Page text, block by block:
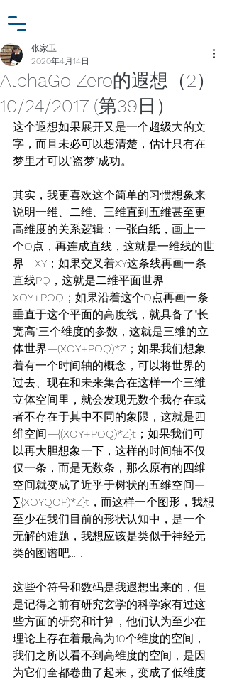
AlphaGo Zero的遐想（2）
10/24/2017 (第39日）
张家卫
2020年4月14日
这个遐想如果展开又是一个超级大的文
字，而且未必可以想清楚，估计只有在
梦里才可以"盗梦"成功。
其实，我更喜欢这个简单的习惯想象来
说明一维、二维、三维直到五维甚至更
高维度的关系逻辑：一张白纸，画上一
个O点，再连成直线，这就是一维线的世
界—XY；如果交叉着XY这条线再画一条
直线PQ，这就是二维平面世界—
XOY+POQ；如果沿着这个O点再画一条
垂直于这个平面的高度线，就具备了"长
宽高"三个维度的参数，这就是三维的立
体世界—(XOY+POQ)*Z；如果我们想象
着有一个时间轴的概念，可以将世界的
过去、现在和未来集合在这样一个三维
立体空间里，就会发现无数个我存在或
者不存在于其中不同的象限，这就是四
维空间—{(XOY+POQ)*Z}t；如果我们可
以再大胆想象一下，这样的时间轴不仅
仅一条，而是无数条，那么原有的四维
空间就变成了近乎于树状的五维空间—
∑{XOYQOP)*Z}t，而这样一个图形，我想
至少在我们目前的形状认知中，是一个
无解的难题，我想应该是类似于神经元
类的图谱吧......
这些个符号和数码是我遐想出来的，但
是记得之前有研究玄学的科学家有过这
些方面的研究和计算，他们认为至少在
理论上存在着最高为10个维度的空间，
我们之所以看不到高维度的空间，是因
为它们全都卷曲了起来，变成了低维度